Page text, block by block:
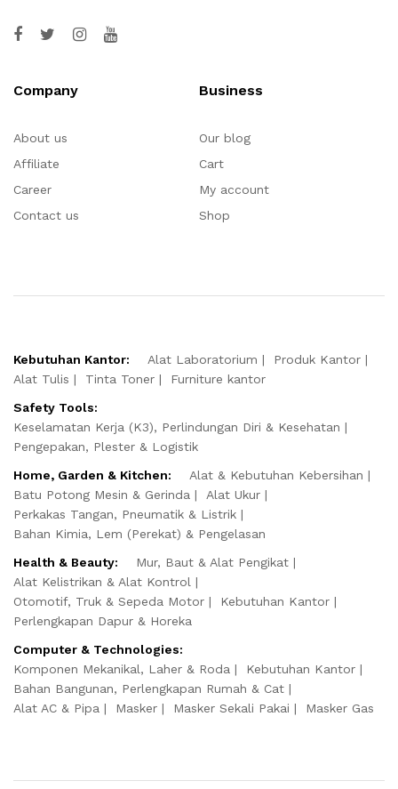
Company
About us
Affiliate
Career
Contact us
Business
Our blog
Cart
My account
Shop
Kebutuhan Kantor: Alat Laboratorium
Produk Kantor
Alat Tulis
Tinta Toner
Furniture kantor
Safety Tools:
Keselamatan Kerja (K3), Perlindungan Diri & Kesehatan
Pengepakan, Plester & Logistik
Home, Garden & Kitchen:
Alat & Kebutuhan Kebersihan
Batu Potong Mesin & Gerinda
Alat Ukur
Perkakas Tangan, Pneumatik & Listrik
Bahan Kimia, Lem (Perekat) & Pengelasan
Health & Beauty:
Mur, Baut & Alat Pengikat
Alat Kelistrikan & Alat Kontrol
Otomotif, Truk & Sepeda Motor
Kebutuhan Kantor
Perlengkapan Dapur & Horeka
Computer & Technologies:
Komponen Mekanikal, Laher & Roda
Kebutuhan Kantor
Bahan Bangunan, Perlengkapan Rumah & Cat
Alat AC & Pipa
Masker Masker Sekali Pakai Masker Gas